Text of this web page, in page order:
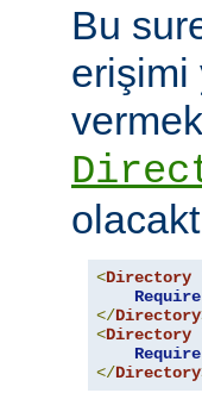
Bu
erişimi
<Directory
Require
</Directory
<Directory
Require
</Directory